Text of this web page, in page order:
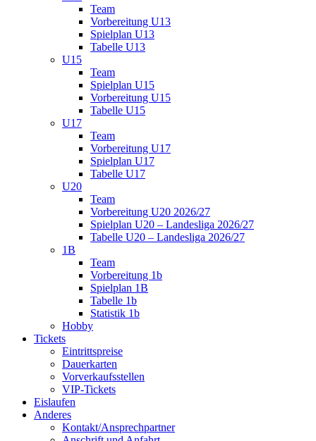
Team
Vorbereitung U13
Spielplan U13
Tabelle U13
U15
Team
Spielplan U15
Vorbereitung U15
Tabelle U15
U17
Team
Vorbereitung U17
Spielplan U17
Tabelle U17
U20
Team
Vorbereitung U20 2026/27
Spielplan U20 – Landesliga 2026/27
Tabelle U20 – Landesliga 2026/27
1B
Team
Vorbereitung 1b
Spielplan 1B
Tabelle 1b
Statistik 1b
Hobby
Tickets
Eintrittspreise
Dauerkarten
Vorverkaufsstellen
VIP-Tickets
Eislaufen
Anderes
Kontakt/Ansprechpartner